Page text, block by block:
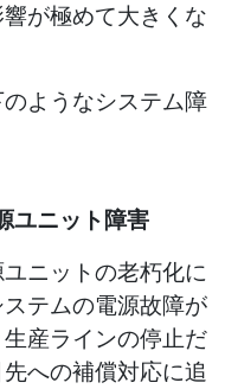
が極めて大きくな
ようなシステム障
ユニット障害
ニットの老朽化に
テムの電源故障が
産ラインの停止だ
への補償対応に追